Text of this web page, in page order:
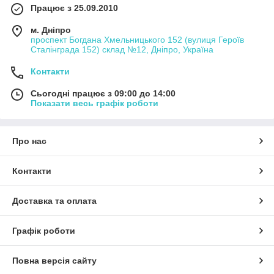
виступів і важкодоступних місць. Маскувальні стрічки
універсальні для щоденного використання на СТО та в
приватних майстернях.
Працює з 25.09.2010
м. Дніпро
проспект Богдана Хмельницького 152 (вулиця Героїв
Сталінграда 152) склад №12, Дніпро, Україна
Контакти
Сьогодні працює з 09:00 до 14:00
Показати весь графік роботи
Про нас
Контакти
Доставка та оплата
Графік роботи
Повна версія сайту